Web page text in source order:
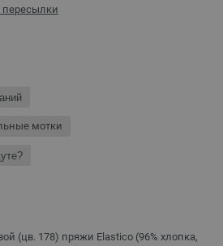
пересылки
мотки
(цв. 178) пряжи Elastico (96% хлопка,